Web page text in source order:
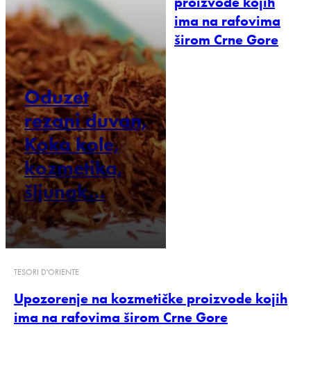
Oduzet
rezani duvan,
Koka kole,
kozmetika,
šljunak…
ima na rafovima
širom Crne Gore
TESORI D'ORIENTE
Upozorenje na kozmetičke proizvode kojih
ima na rafovima širom Crne Gore